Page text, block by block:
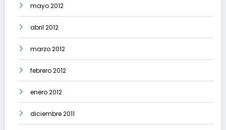
mayo 2012
abril 2012
marzo 2012
febrero 2012
enero 2012
diciembre 2011